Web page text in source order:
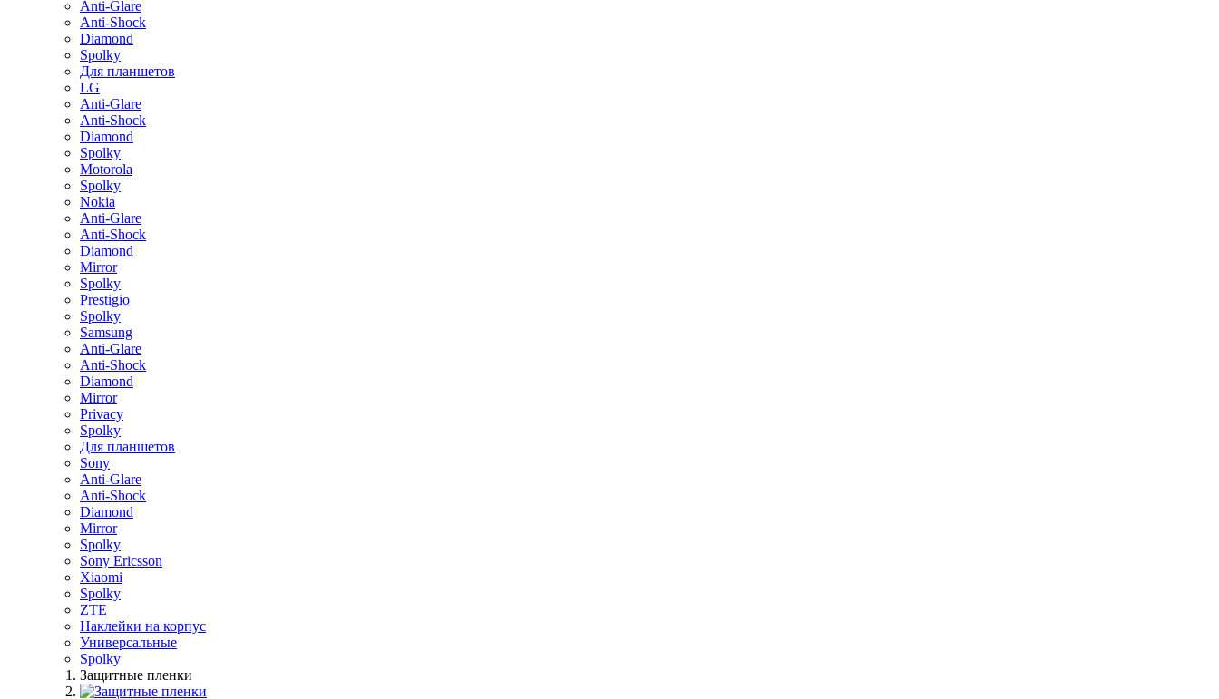
Anti-Glare
Anti-Shock
Diamond
Spolky
Для планшетов
LG
Anti-Glare
Anti-Shock
Diamond
Spolky
Motorola
Spolky
Nokia
Anti-Glare
Anti-Shock
Diamond
Mirror
Spolky
Prestigio
Spolky
Samsung
Anti-Glare
Anti-Shock
Diamond
Mirror
Privacy
Spolky
Для планшетов
Sony
Anti-Glare
Anti-Shock
Diamond
Mirror
Spolky
Sony Ericsson
Xiaomi
Spolky
ZTE
Наклейки на корпус
Универсальные
Spolky
Защитные пленки